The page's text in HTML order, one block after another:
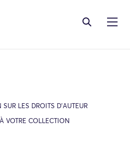
LES DROITS D’AUTEUR
VOTRE COLLECTION